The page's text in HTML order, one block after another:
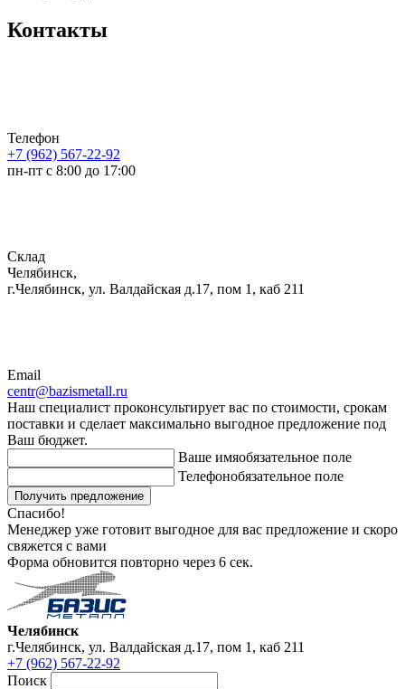
Контакты
Телефон
+7 (962) 567-22-92
пн-пт с 8:00 до 17:00
Склад
Челябинск,
г.Челябинск, ул. Валдайская д.17, пом 1, каб 211
Email
centr@bazismetall.ru
Наш специалист проконсультирует вас по стоимости, срокам
поставки и сделает максимально выгодное предложение под
Ваш бюджет.
Ваше имяобязательное поле
Телефонобязательное поле
Получить предложение
Спасибо!
Менеджер уже готовит выгодное для вас предложение и скоро
свяжется с вами
Форма обновится повторно через 6 сек.
Челябинск
г.Челябинск, ул. Валдайская д.17, пом 1, каб 211
+7 (962) 567-22-92
Поиск